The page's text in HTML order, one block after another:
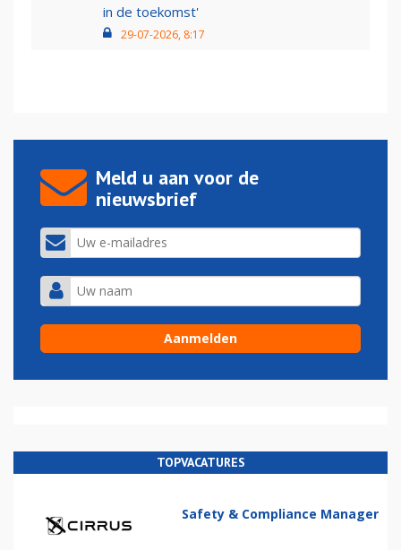
in de toekomst'
29-07-2026, 8:17
Meld u aan voor de
nieuwsbrief
TOPVACATURES
Safety & Compliance Manager